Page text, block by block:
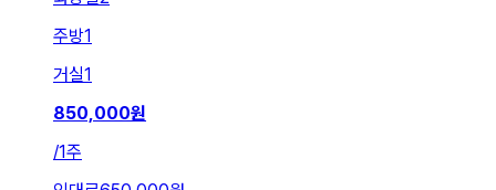
주방1
거실1
850,000원
/1주